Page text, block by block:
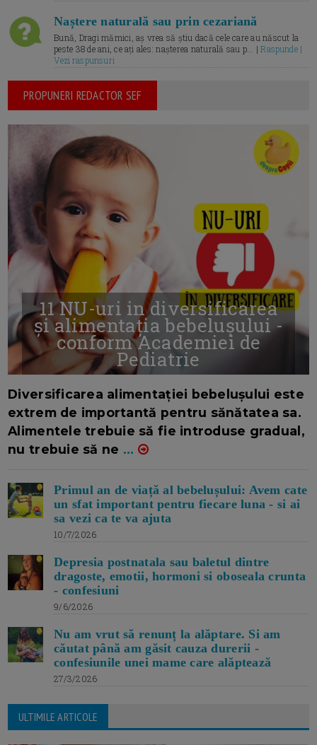
Naștere naturală sau prin cezariană
Bună, Dragi mămici, aș vrea să știu dacă cele care au născut la
peste 38 de ani, ce ați ales: nașterea naturală sau p... |Raspunde |
Vezi raspunsuri
PROPUNERI REDACTOR SEF
11 NU-uri in diversificarea
și alimentația bebelușului -
conform Academiei de
Pediatrie
Diversificarea alimentației bebelușului este
extrem de importantă pentru sănătatea sa.
Alimentele trebuie să fie introduse gradual,
nu trebuie să ne ...
Primul an de viață al bebelușului: Avem cate
un sfat important pentru fiecare luna - si ai
sa vezi ca te va ajuta
10/7/2026
Depresia postnatala sau baletul dintre
dragoste, emotii, hormoni si oboseala crunta
- confesiuni
9/6/2026
Nu am vrut să renunț la alăptare. Si am
căutat până am găsit cauza durerii -
confesiunile unei mame care alăptează
27/3/2026
ULTIMILE ARTICOLE